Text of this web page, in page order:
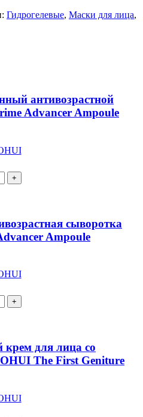
Гидрогелевые, Маски для лица,
антивозрастной
Advancer Ampoule
сыворотка
Ampoule
крем для лица со
The First Geniture